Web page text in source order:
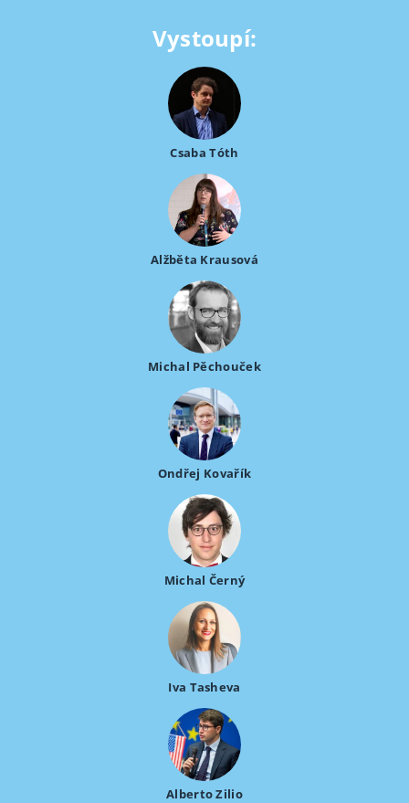
Vystoupí:
Csaba Tóth
Alžběta Krausová
Michal Pěchouček
Ondřej Kovařík
Michal Černý
Iva Tasheva
Alberto Zilio